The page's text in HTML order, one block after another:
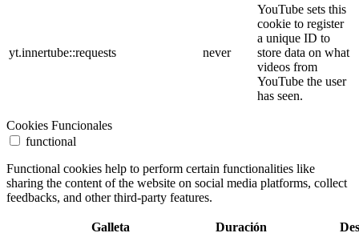
yt.innertube::requests never
YouTube sets this
cookie to register
a unique ID to
store data on what
videos from
YouTube the user
has seen.
Cookies Funcionales
functional
Functional cookies help to perform certain functionalities like
sharing the content of the website on social media platforms, collect
feedbacks, and other third-party features.
Galleta Duración